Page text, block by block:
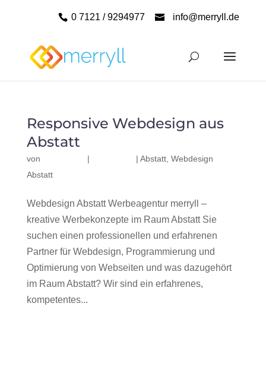
0 7121 / 9294977 info@merryll.de
Responsive Webdesign aus
Abstatt
von | | Abstatt, Webdesign
Abstatt
Webdesign Abstatt Werbeagentur merryll –
kreative Werbekonzepte im Raum Abstatt Sie
suchen einen professionellen und erfahrenen
Partner für Webdesign, Programmierung und
Optimierung von Webseiten und was dazugehört
im Raum Abstatt? Wir sind ein erfahrenes,
kompetentes...